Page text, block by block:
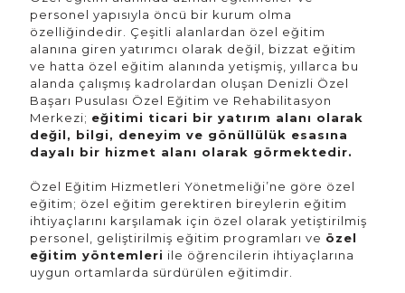
personel yapısıyla öncü bir kurum olma
özelliğindedir. Çeşitli alanlardan özel eğitim
alanına giren yatırımcı olarak değil, bizzat eğitim
ve hatta özel eğitim alanında yetişmiş, yıllarca bu
alanda çalışmış kadrolardan oluşan Denizli Özel
Başarı Pusulası Özel Eğitim ve Rehabilitasyon
Merkezi; eğitimi ticari bir yatırım alanı olarak
değil, bilgi, deneyim ve gönüllülük esasına
dayalı bir hizmet alanı olarak görmektedir.
Özel Eğitim Hizmetleri Yönetmeliği’ne göre özel
eğitim; özel eğitim gerektiren bireylerin eğitim
ihtiyaçlarını karşılamak için özel olarak yetiştirilmiş
personel, geliştirilmiş eğitim programları ve özel
eğitim yöntemleri ile öğrencilerin ihtiyaçlarına
uygun ortamlarda sürdürülen eğitimdir.